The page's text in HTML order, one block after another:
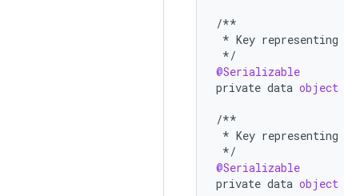
/**
* Key representing
*/
@Serializable
private data object
/**
* Key representing
*/
@Serializable
private data object